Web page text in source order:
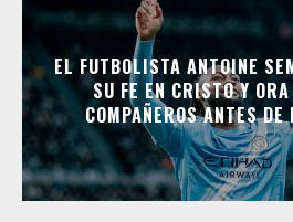
EL FUTBOLISTA ANTOINE
SU FE EN CRISTO Y
COMPAÑEROS ANTES